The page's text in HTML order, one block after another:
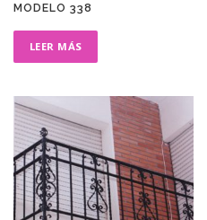
MODELO 338
LEER MÁS